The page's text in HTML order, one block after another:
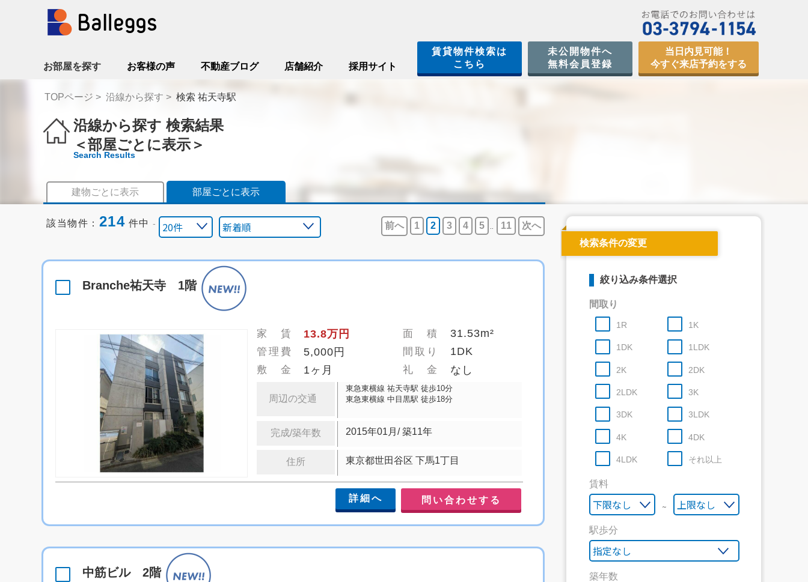
お部屋を探す お客様の声 不動産ブログ 店舗紹介 採用サイト
賃貸物件検索は
こちら
未公開物件へ
無料会員登録
当日内見可能！
今すぐ来店予約をする
TOPページ 沿線から探す 検索 祐天寺駅
沿線から探す 検索結果
＜部屋ごとに表示＞
Search Results
建物ごとに表示 部屋ごとに表示
該当物件： 214 件中 - 前へ 1 2 3 4 5 11 次へ
Branche祐天寺 1階
家 賃 13.8万円 面 積 31.53m²
管理費 5,000円 間取り 1DK
敷 金 1ヶ月 礼 金 なし
周辺の交通
東急東横線 祐天寺駅 徒歩10分
東急東横線 中目黒駅 徒歩18分
完成/築年数 2015年01月/ 築11年
住所 東京都世田谷区 下馬1丁目
詳細へ 問い合わせする
中筋ビル 2階
検索条件の変更
絞り込み条件選択
間取り
1R 1K
1DK 1LDK
2K 2DK
2LDK 3K
3DK 3LDK
4K 4DK
4LDK それ以上
賃料
～
駅歩分
築年数